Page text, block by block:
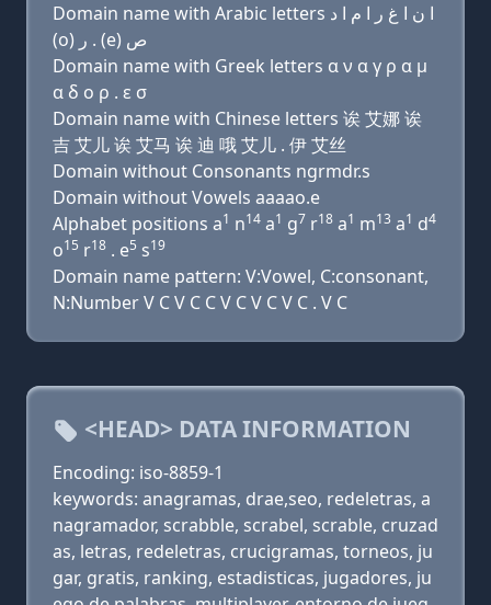
Domain name with Arabic letters ﺍ ﻥ ﺍ ﻍ ﺭ ﺍ ﻡ ﺍ ﺩ
(o) ﺭ . (e) ﺹ
Domain name with Greek letters α ν α γ ρ α μ
α δ ο ρ . ε σ
Domain name with Chinese letters 诶 艾娜 诶
吉 艾儿 诶 艾马 诶 迪 哦 艾儿 . 伊 艾丝
Domain without Consonants ngrmdr.s
Domain without Vowels aaaao.e
Alphabet positions a1 n14 a1 g7 r18 a1 m13 a1 d4
o15 r18 . e5 s19
Domain name pattern: V:Vowel, C:consonant,
N:Number V C V C C V C V C V C . V C
<HEAD> DATA INFORMATION
Encoding: iso-8859-1
keywords: anagramas, drae,seo, redeletras, a
nagramador, scrabble, scrabel, scrable, cruzad
as, letras, redeletras, crucigramas, torneos, ju
gar, gratis, ranking, estadisticas, jugadores, ju